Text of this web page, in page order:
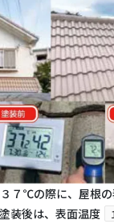
７℃の際に、屋根
装後は、表面温度